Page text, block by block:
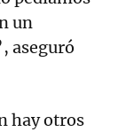
un
aseguró
hay otros